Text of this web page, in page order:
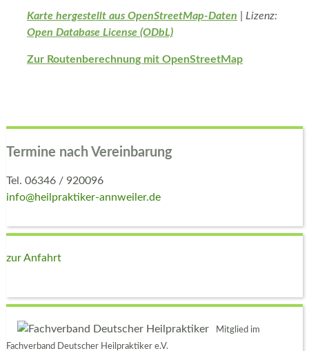
Karte hergestellt aus OpenStreetMap-Daten | Lizenz:
Open Database License (ODbL)
Zur Routenberechnung mit OpenStreetMap
Termine nach Vereinbarung
Tel. 06346 / 920096
info@heilpraktiker-annweiler.de
zur Anfahrt
Mitglied im
Fachverband Deutscher Heilpraktiker e.V.